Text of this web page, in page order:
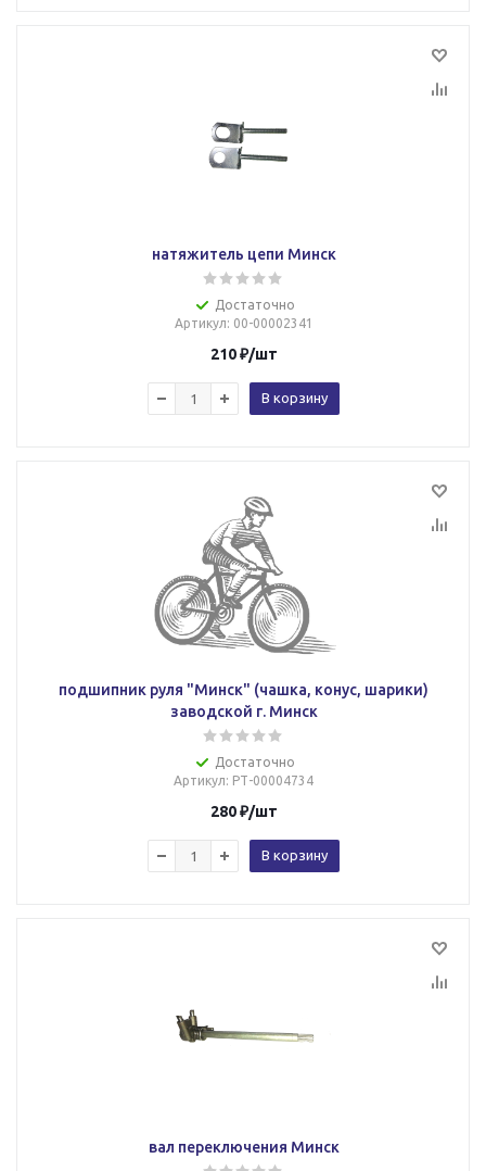
натяжитель цепи Минск
Достаточно
Артикул: 00-00002341
210₽/шт
В корзину
подшипник руля "Минск" (чашка, конус, шарики)
заводской г. Минск
Достаточно
Артикул: РТ-00004734
280₽/шт
В корзину
вал переключения Минск